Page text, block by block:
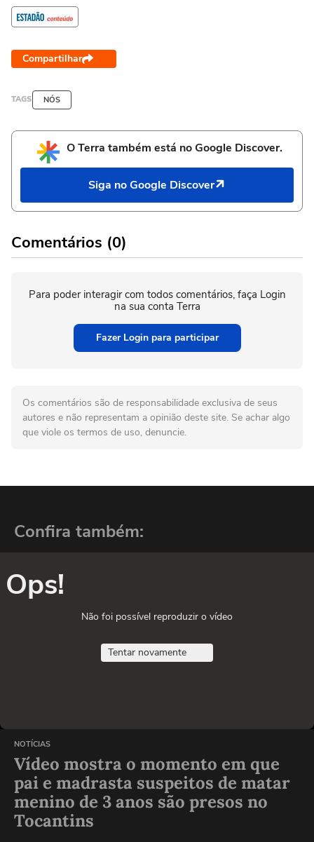
Compartilhar
TAGS NÓS
O Terra também está no Google Discover.
Siga no Google Discover
Comentários (0)
Para poder interagir com todos comentários, faça Login
na sua conta Terra
Fazer Login para participar
Os comentários são de responsabilidade exclusiva de seus
autores e não representam a opinião deste site. Se achar algo
que viole os termos de uso, denuncie.
Confira também:
Ops!
Não foi possível reproduzir o vídeo
Tentar novamente
NOTÍCIAS
Vídeo mostra o momento em que
pai e madrasta suspeitos de matar
menino de 3 anos são presos no
Tocantins